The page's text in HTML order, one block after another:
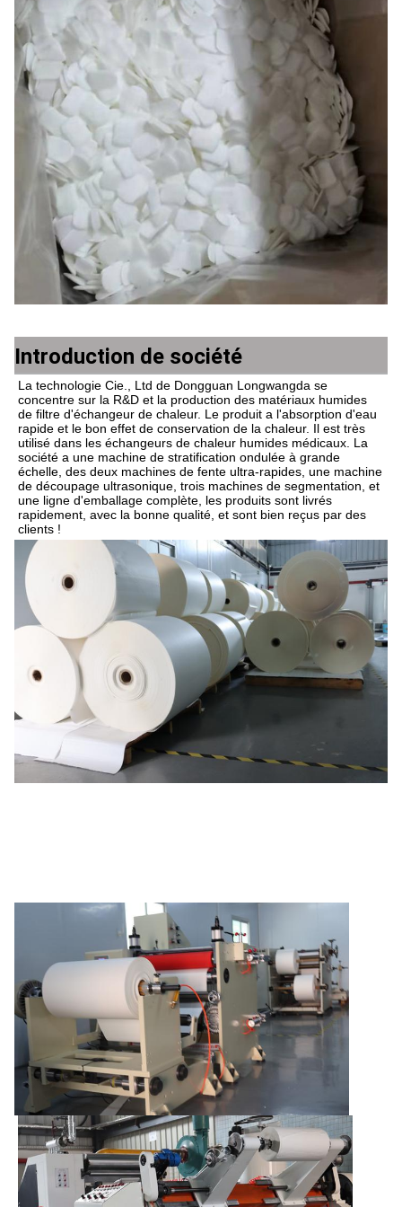
Introduction de société
La technologie Cie., Ltd de Dongguan Longwangda se
concentre sur la R&D et la production des matériaux humides
de filtre d'échangeur de chaleur. Le produit a l'absorption d'eau
rapide et le bon effet de conservation de la chaleur. Il est très
utilisé dans les échangeurs de chaleur humides médicaux. La
société a une machine de stratification ondulée à grande
échelle, des deux machines de fente ultra-rapides, une machine
de découpage ultrasonique, trois machines de segmentation, et
une ligne d'emballage complète, les produits sont livrés
rapidement, avec la bonne qualité, et sont bien reçus par des
clients !